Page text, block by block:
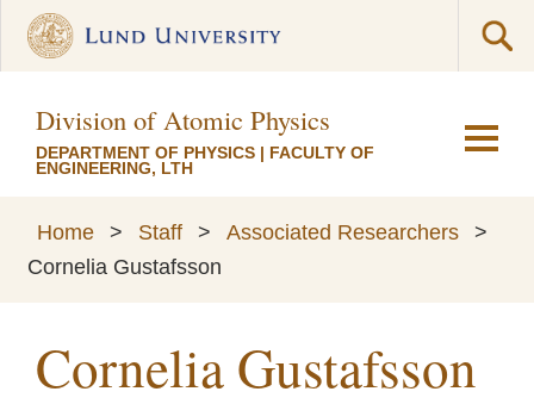
Division of Atomic Physics
DEPARTMENT OF PHYSICS | FACULTY OF
ENGINEERING, LTH
Home > Staff > Associated Researchers
>
Cornelia Gustafsson
Cornelia Gustafsson